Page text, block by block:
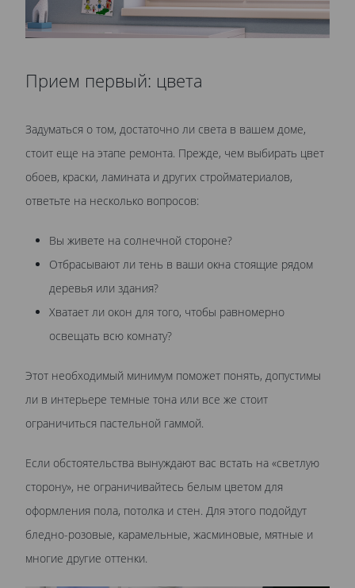
Прием первый: цвета
Задуматься о том, достаточно ли света в вашем доме,
стоит еще на этапе ремонта. Прежде, чем выбирать цвет
обоев, краски, ламината и других стройматериалов,
ответьте на несколько вопросов:
Вы живете на солнечной стороне?
Отбрасывают ли тень в ваши окна стоящие рядом
деревья или здания?
Хватает ли окон для того, чтобы равномерно
освещать всю комнату?
Этот необходимый минимум поможет понять, допустимы
ли в интерьере темные тона или все же стоит
ограничиться пастельной гаммой.
Если обстоятельства вынуждают вас встать на «светлую
сторону», не ограничивайтесь белым цветом для
оформления пола, потолка и стен. Для этого подойдут
бледно-розовые, карамельные, жасминовые, мятные и
многие другие оттенки.